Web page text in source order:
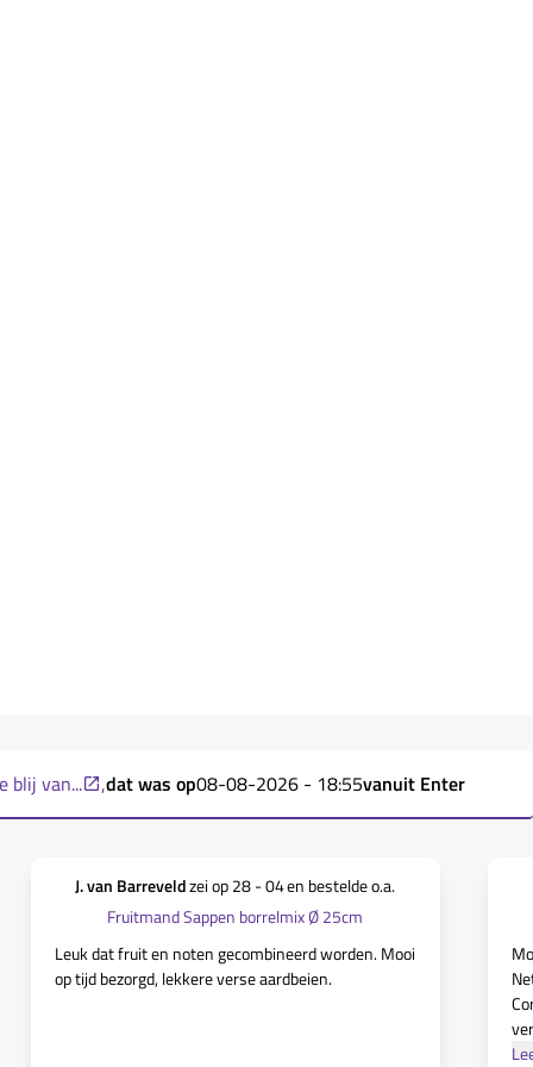
blij van... ,dat was op08-08-2026 - 18:55vanuit Enter
J. van Barreveldzei op28 - 04en bestelde o.a.
Fruitmand Sappen borrelmix Ø 25cm
Leuk dat fruit en noten gecombineerd worden. Mooi
op tijd bezorgd, lekkere verse aardbeien.